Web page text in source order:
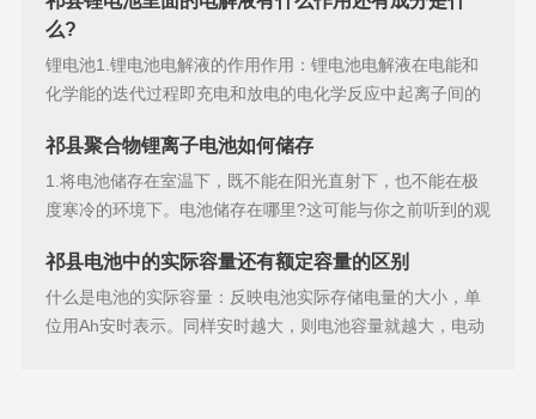
么?
锂电池1.锂电池电解液的作用作用：锂电池电解液在电能和
化学能的迭代过程即充电和放电的电化学反应中起离子间的
祁县聚合物锂离子电池如何储存
1.将电池储存在室温下，既不能在阳光直射下，也不能在极
度寒冷的环境下。电池储存在哪里?这可能与你之前听到的观
祁县电池中的实际容量还有额定容量的区别
什么是电池的实际容量：反映电池实际存储电量的大小，单
位用Ah安时表示。同样安时越大，则电池容量就越大，电动